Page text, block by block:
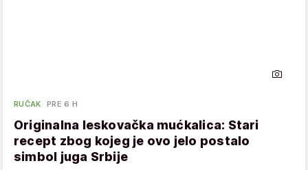
RUČAK PRE 6 H
Originalna leskovačka mućkalica: Stari
recept zbog kojeg je ovo jelo postalo
simbol juga Srbije